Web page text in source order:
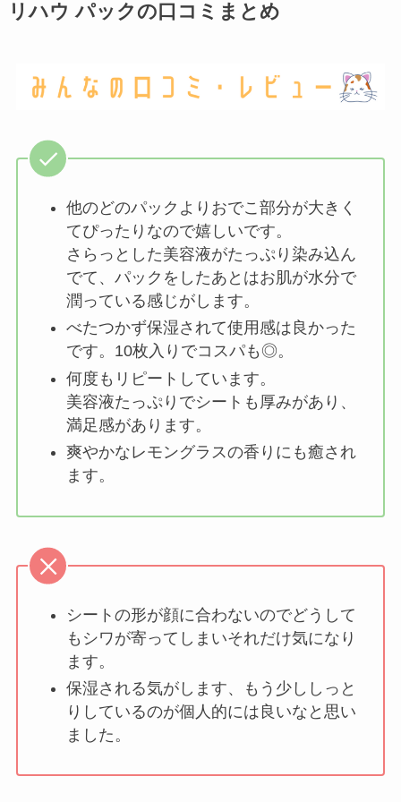
リハウ パックの口コミまとめ
他のどのパックよりおでこ部分が大きく
てぴったりなので嬉しいです。
さらっとした美容液がたっぷり染み込ん
でて、パックをしたあとはお肌が水分で
潤っている感じがします。
べたつかず保湿されて使用感は良かった
です。10枚入りでコスパも◎。
何度もリピートしています。
美容液たっぷりでシートも厚みがあり、
満足感があります。
爽やかなレモングラスの香りにも癒され
ます。
シートの形が顔に合わないのでどうして
もシワが寄ってしまいそれだけ気になり
ます。
保湿される気がします、もう少ししっと
りしているのが個人的には良いなと思い
ました。